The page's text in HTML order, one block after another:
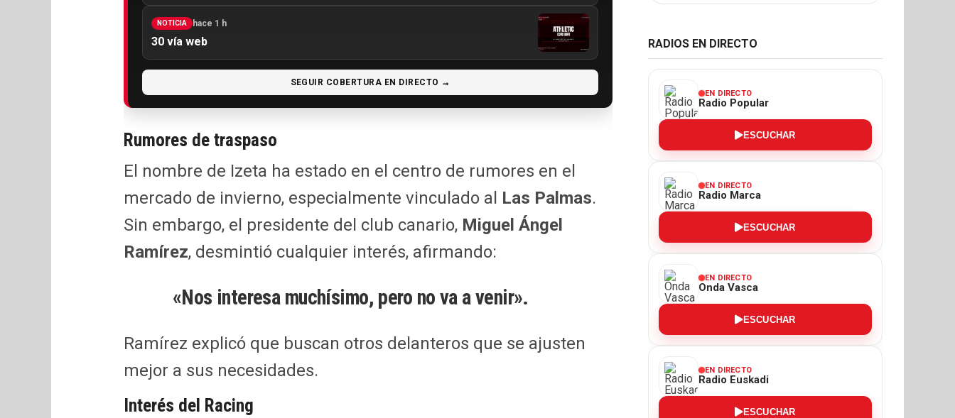
NOTICIA hace 1 h
30 vía web
SEGUIR COBERTURA EN DIRECTO →
Rumores de traspaso
El nombre de Izeta ha estado en el centro de rumores en el
mercado de invierno, especialmente vinculado al Las Palmas.
Sin embargo, el presidente del club canario, Miguel Ángel
Ramírez, desmintió cualquier interés, afirmando:
«Nos interesa muchísimo, pero no va a venir».
Ramírez explicó que buscan otros delanteros que se ajusten
mejor a sus necesidades.
Interés del Racing
RADIOS EN DIRECTO
EN DIRECTO
Radio Popular
ESCUCHAR
EN DIRECTO
Radio Marca
ESCUCHAR
EN DIRECTO
Onda Vasca
ESCUCHAR
EN DIRECTO
Radio Euskadi
ESCUCHAR